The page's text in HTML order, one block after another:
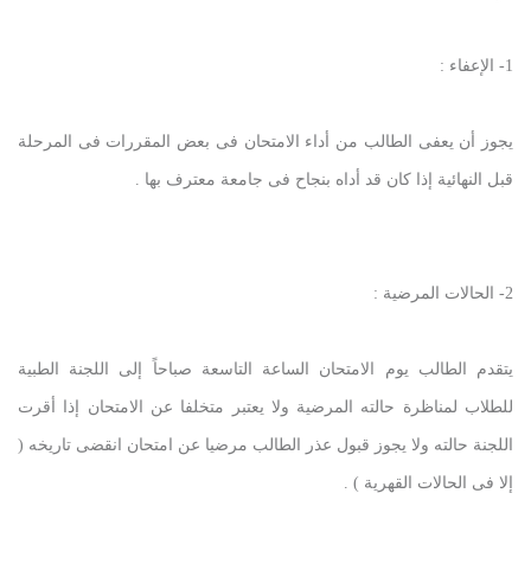
1- الإعفاء :
يجوز أن يعفى الطالب من أداء الامتحان فى بعض المقررات فى المرحلة
قبل النهائية إذا كان قد أداه بنجاح فى جامعة معترف بها .
2- الحالات المرضية :
يتقدم الطالب يوم الامتحان الساعة التاسعة صباحاً إلى اللجنة الطبية
للطلاب لمناظرة حالته المرضية ولا يعتبر متخلفا عن الامتحان إذا أقرت
اللجنة حالته ولا يجوز قبول عذر الطالب مرضيا عن امتحان انقضى تاريخه (
إلا فى الحالات القهرية ) .